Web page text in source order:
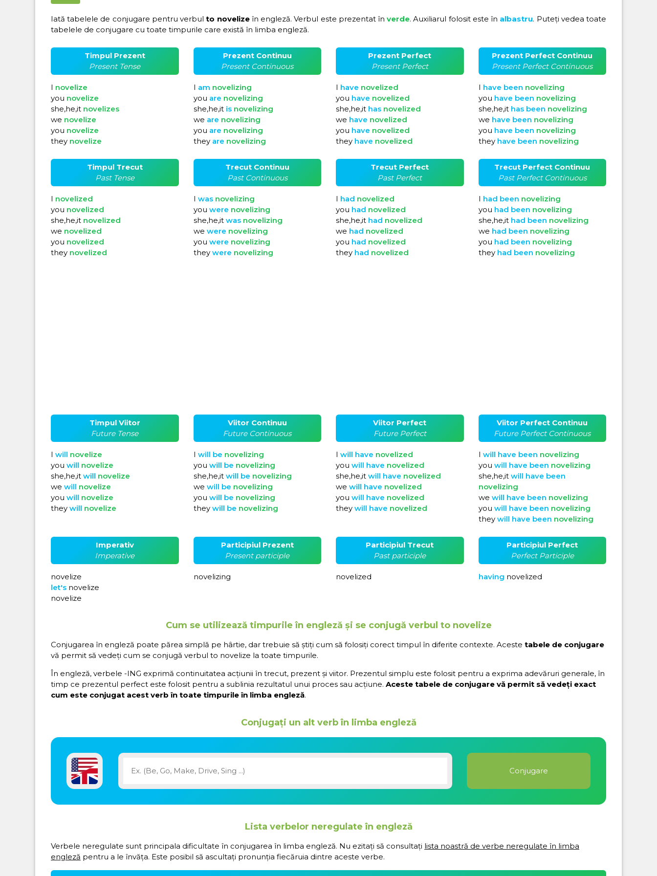
Iată tabelele de conjugare pentru verbulto novelizeîn engleză. Verbul este prezentat înverde. Auxiliarul folosit este în albastru. Puteți vedea toate
tabelele de conjugare cu toate timpurile care există în limba engleză.
Timpul Prezent
Present Tense
I novelize
you novelize
she,he,it novelizes
we novelize
you novelize
they novelize
Prezent Continuu
Present Continuous
I am novelizing
you are novelizing
she,he,it is novelizing
we are novelizing
you are novelizing
they are novelizing
Prezent Perfect
Present Perfect
I have novelized
you have novelized
she,he,it has novelized
we have novelized
you have novelized
they have novelized
Prezent Perfect Continuu
Present Perfect Continuous
I have been novelizing
you have been novelizing
she,he,it has been novelizing
we have been novelizing
you have been novelizing
they have been novelizing
Timpul Trecut
Past Tense
I novelized
you novelized
she,he,it novelized
we novelized
you novelized
they novelized
Trecut Continuu
Past Continuous
I was novelizing
you were novelizing
she,he,it was novelizing
we were novelizing
you were novelizing
they were novelizing
Trecut Perfect
Past Perfect
I had novelized
you had novelized
she,he,it had novelized
we had novelized
you had novelized
they had novelized
Trecut Perfect Continuu
Past Perfect Continuous
I had been novelizing
you had been novelizing
she,he,it had been novelizing
we had been novelizing
you had been novelizing
they had been novelizing
Timpul Viitor
Future Tense
I will novelize
you will novelize
she,he,it will novelize
we will novelize
you will novelize
they will novelize
Viitor Continuu
Future Continuous
I will be novelizing
you will be novelizing
she,he,it will be novelizing
we will be novelizing
you will be novelizing
they will be novelizing
Viitor Perfect
Future Perfect
I will have novelized
you will have novelized
she,he,it will have novelized
we will have novelized
you will have novelized
they will have novelized
Viitor Perfect Continuu
Future Perfect Continuous
I will have been novelizing
you will have been novelizing
she,he,it will have been
novelizing
we will have been novelizing
you will have been novelizing
they will have been novelizing
Imperativ
Imperative
novelize
let's novelize
novelize
Participiul Prezent
Present participle
novelizing
Participiul Trecut
Past participle
novelized
Participiul Perfect
Perfect Participle
having novelized
Cum se utilizează timpurile în engleză și se conjugă verbul to novelize
Conjugarea în engleză poate părea simplă pe hârtie, dar trebuie să știți cum să folosiți corect timpul în diferite contexte. Aceste tabele de conjugare
vă permit să vedeți cum se conjugă verbul to novelize la toate timpurile.
În engleză, verbele -ING exprimă continuitatea acțiunii în trecut, prezent și viitor. Prezentul simplu este folosit pentru a exprima adevăruri generale, în
timp ce prezentul perfect este folosit pentru a sublinia rezultatul unui proces sau acțiune. Aceste tabele de conjugare vă permit să vedeți exact
cum este conjugat acest verb în toate timpurile în limba engleză.
Conjugați un alt verb în limba engleză
Lista verbelor neregulate în engleză
Verbele neregulate sunt principala dificultate în conjugarea în limba engleză. Nu ezitați să consultați lista noastră de verbe neregulate în limba
engleză pentru a le învăța. Este posibil să ascultați pronunția fiecăruia dintre aceste verbe.